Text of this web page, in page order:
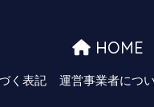
HOME
く表記 運営事業者につ